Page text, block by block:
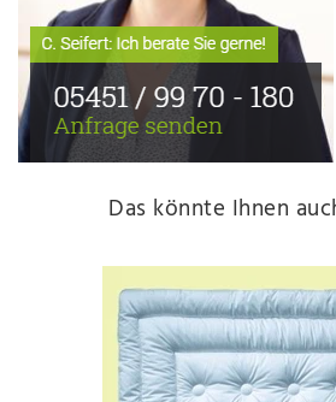
Das könnte Ihnen